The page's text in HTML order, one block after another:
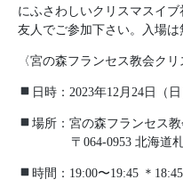
にふさわしいクリスマスイ
友人でご参加下さい。入場は
〈宮の森フランセス教会クリ
日時：2023年12月24日（日
場所：宮の森フランセス
〒064-0953 北海道札幌
時間：19:00〜19:45 ＊